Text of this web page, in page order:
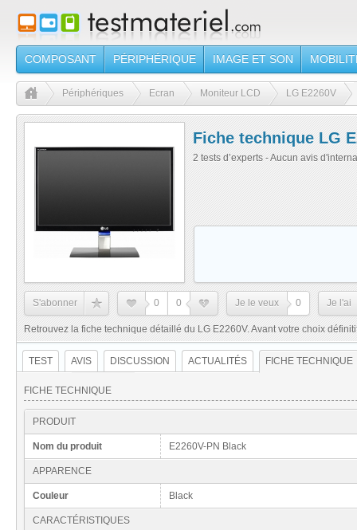
COMPOSANT PÉRIPHÉRIQUE IMAGE ET SON
Périphériques Ecran Moniteur LCD LG E2260V
Fiche technique LG
2 tests d’experts - Aucun avis
S'abonner 0 0 Je le veux 0 Je l'ai
Retrouvez la fiche technique détaillé du LG E2260V. Avant votre choix
TEST AVIS DISCUSSION ACTUALITÉS FICHE TECHNIQUE
FICHE TECHNIQUE
PRODUIT
Nom du produit E2260V-PN Black
APPARENCE
Couleur Black
CARACTÉRISTIQUES